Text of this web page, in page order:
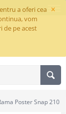
×
a oferi cea
vom
de pe acest
Poster Snap 210